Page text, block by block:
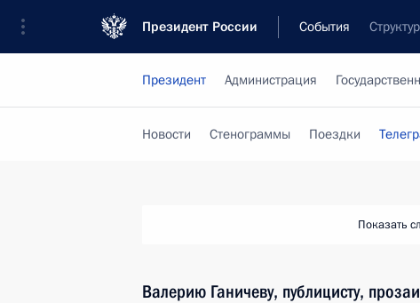
Президент России События
Президент Администрация
Новости Стенограммы Поездки
Показать
Валерию Ганичеву, публицисту,